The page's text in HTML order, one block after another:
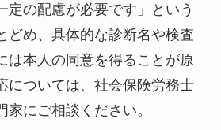
定の配慮が必要です」という
どめ、具体的な診断名や検査
は本人の同意を得ることが原
については、社会保険労務士
にご相談ください。